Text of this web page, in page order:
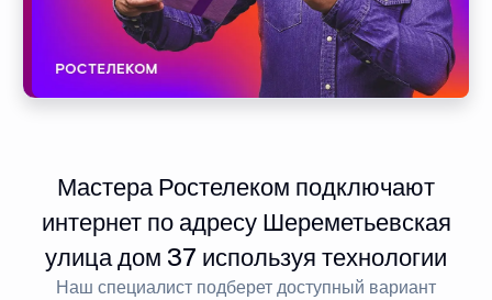
Мастера Ростелеком подключают
интернет по адресу Шереметьевская
улица дом 37 используя технологии
Наш специалист подберет доступный вариант